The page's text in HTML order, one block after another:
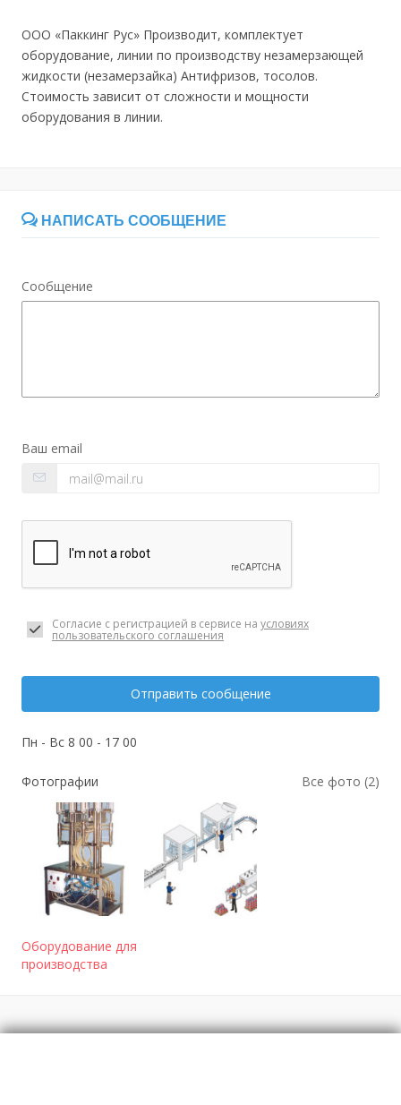
ООО «Паккинг Рус» Производит, комплектует
оборудование, линии по производству незамерзающей
жидкости (незамерзайка) Антифризов, тосолов.
Стоимость зависит от сложности и мощности
оборудования в линии.
НАПИСАТЬ СООБЩЕНИЕ
Сообщение
Ваш email
Согласие с регистрацией в сервисе на условиях
пользовательского соглашения
Отправить сообщение
Пн - Вс 8 00 - 17 00
Фотографии Все фото (2)
Оборудование для
производства